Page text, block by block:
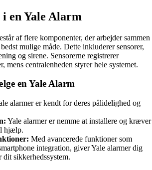
en Yale Alarm
af flere komponenter, der arbejder sammen
mulige måde. Dette inkluderer sensorer,
og sirene. Sensorerne registrerer
mens centralenheden styrer hele systemet.
en Yale Alarm
alarmer er kendt for deres pålidelighed og
Yale alarmer er nemme at installere og kræver
hjælp.
Med avancerede funktioner som
integration, giver Yale alarmer dig
sikkerhedssystem.